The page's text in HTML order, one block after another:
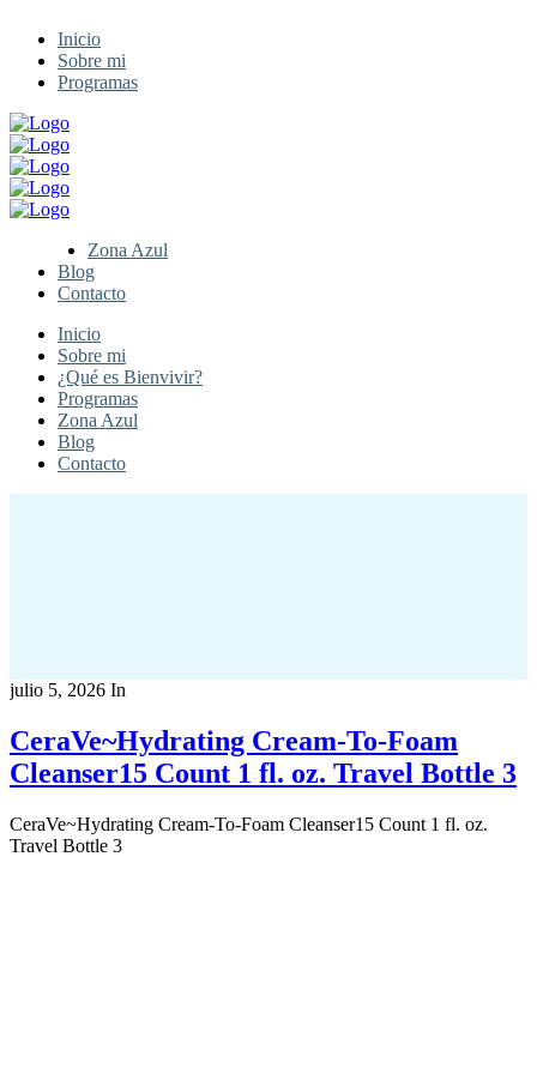
Inicio
Sobre mi
Programas
Zona Azul
Blog
Contacto
Inicio
Sobre mi
¿Qué es Bienvivir?
Programas
Zona Azul
Blog
Contacto
julio 5, 2026 In
CeraVe~Hydrating Cream-To-Foam
Cleanser15 Count 1 fl. oz. Travel Bottle 3
CeraVe~Hydrating Cream-To-Foam Cleanser15 Count 1 fl. oz.
Travel Bottle 3